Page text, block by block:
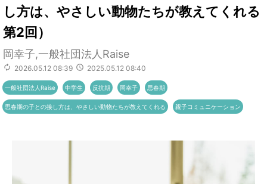
し方は、やさしい動物たちが教えてくれる
第2回）
岡幸子,一般社団法人Raise
2026.05.12 08:39 2025.05.12 08:40
一般社団法人Raise 中学生 反抗期 岡幸子 思春期
思春期の子との接し方は、やさしい動物たちが教えてくれる 親子コミュニケーション